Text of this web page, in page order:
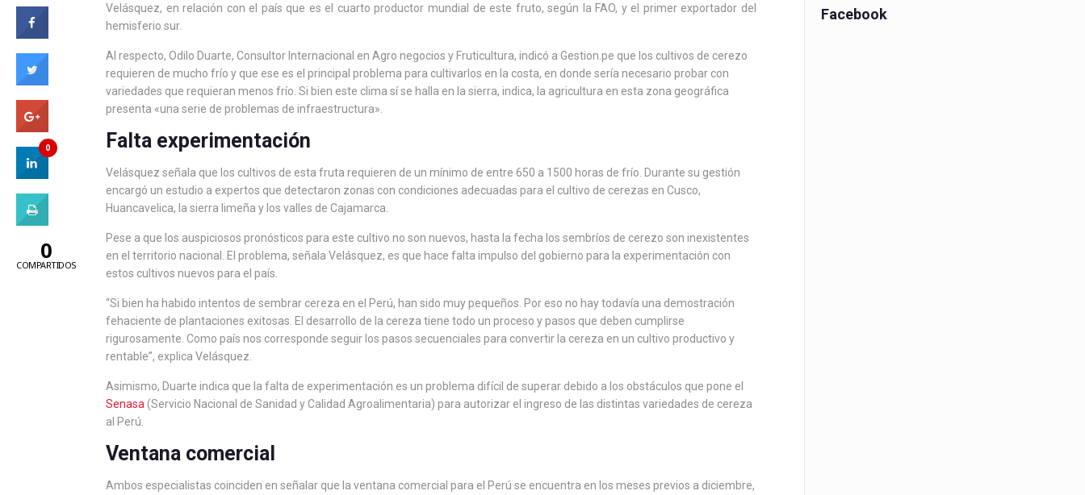
Velásquez, en relación con el país que es el cuarto productor mundial de este fruto, según la FAO, y el primer exportador del
hemisferio sur.
Al respecto, Odilo Duarte, Consultor Internacional en Agro negocios y Fruticultura, indicó a Gestion.pe que los cultivos de cerezo
requieren de mucho frío y que ese es el principal problema para cultivarlos en la costa, en donde sería necesario probar con
variedades que requieran menos frío. Si bien este clima sí se halla en la sierra, indica, la agricultura en esta zona geográfica
presenta «una serie de problemas de infraestructura».
Falta experimentación
Velásquez señala que los cultivos de esta fruta requieren de un mínimo de entre 650 a 1500 horas de frío. Durante su gestión
encargó un estudio a expertos que detectaron zonas con condiciones adecuadas para el cultivo de cerezas en Cusco,
Huancavelica, la sierra limeña y los valles de Cajamarca.
Pese a que los auspiciosos pronósticos para este cultivo no son nuevos, hasta la fecha los sembríos de cerezo son inexistentes
en el territorio nacional. El problema, señala Velásquez, es que hace falta impulso del gobierno para la experimentación con
estos cultivos nuevos para el país.
“Si bien ha habido intentos de sembrar cereza en el Perú, han sido muy pequeños. Por eso no hay todavía una demostración
fehaciente de plantaciones exitosas. El desarrollo de la cereza tiene todo un proceso y pasos que deben cumplirse
rigurosamente. Como país nos corresponde seguir los pasos secuenciales para convertir la cereza en un cultivo productivo y
rentable”, explica Velásquez.
Asimismo, Duarte indica que la falta de experimentación es un problema difícil de superar debido a los obstáculos que pone el
Senasa (Servicio Nacional de Sanidad y Calidad Agroalimentaria) para autorizar el ingreso de las distintas variedades de cereza
al Perú.
Ventana comercial
Ambos especialistas coinciden en señalar que la ventana comercial para el Perú se encuentra en los meses previos a diciembre,
Facebook
0
0
COMPARTIDOS